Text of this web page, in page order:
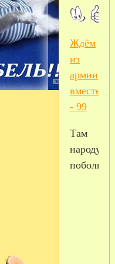
Ждём
из
армии
вместе
- 99
Там
народу